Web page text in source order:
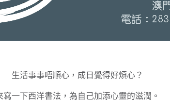
生活事事唔順心，成日覺得好煩心？
寫一下西洋書法，為自己加添心靈的滋潤。